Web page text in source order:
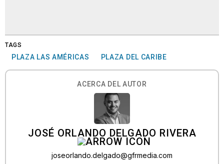
TAGS
PLAZA LAS AMÉRICAS PLAZA DEL CARIBE
ACERCA DEL AUTOR
JOSÉ ORLANDO DELGADO RIVERA
joseorlando.delgado@gfrmedia.com